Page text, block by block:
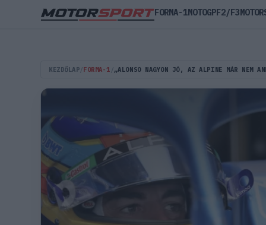
KEZDŐLAP FORMA-1 „ALONSO NAGYON JÓ, AZ ALPINE MÁR NEM
FORMA-1MOTOGPF2/F3